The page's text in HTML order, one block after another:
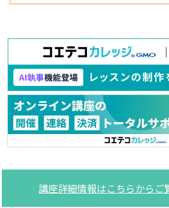
講座詳細情報はこちらからご